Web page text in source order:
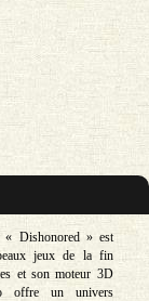
« Dishonored » est
jeux de la fin
et son moteur 3D
offre un univers